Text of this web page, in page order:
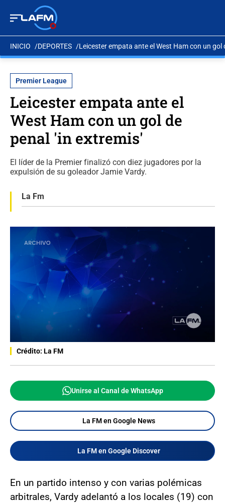
INICIO DEPORTES Leicester empata ante el West Ham con un gol
Premier League
Leicester empata ante el
West Ham con un gol de
penal 'in extremis'
El líder de la Premier finalizó con diez jugadores por la
expulsión de su goleador Jamie Vardy.
La Fm
Crédito: La FM
Unirse al Canal de WhatsApp
La FM en Google News
La FM en Google Discover
En un partido intenso y con varias polémicas
arbitrales, Vardy adelantó a los locales (19) con